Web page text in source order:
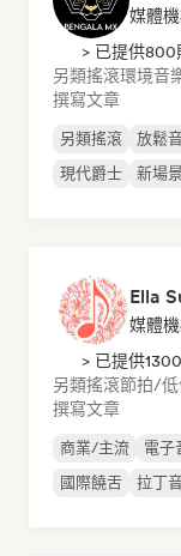
媒體
> 已提供800
另類搖滾環境音
撰寫文章
另類搖滾 放鬆
現代爵士
新場
Ella
媒體
> 已提供
另類搖滾節拍/低
撰寫文章
商業/主流 電子
國際饒舌
拉丁